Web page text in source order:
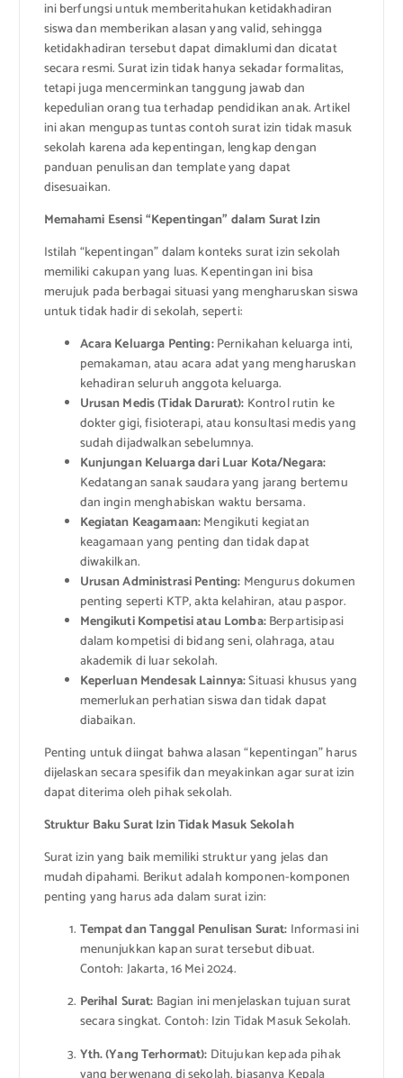
ini berfungsi untuk memberitahukan ketidakhadiran
siswa dan memberikan alasan yang valid, sehingga
ketidakhadiran tersebut dapat dimaklumi dan dicatat
secara resmi. Surat izin tidak hanya sekadar formalitas,
tetapi juga mencerminkan tanggung jawab dan
kepedulian orang tua terhadap pendidikan anak. Artikel
ini akan mengupas tuntas contoh surat izin tidak masuk
sekolah karena ada kepentingan, lengkap dengan
panduan penulisan dan template yang dapat
disesuaikan.
Memahami Esensi “Kepentingan” dalam Surat Izin
Istilah “kepentingan” dalam konteks surat izin sekolah
memiliki cakupan yang luas. Kepentingan ini bisa
merujuk pada berbagai situasi yang mengharuskan siswa
untuk tidak hadir di sekolah, seperti:
Acara Keluarga Penting:Pernikahan keluarga inti,
pemakaman, atau acara adat yang mengharuskan
kehadiran seluruh anggota keluarga.
Urusan Medis (Tidak Darurat): Kontrol rutin ke
dokter gigi, fisioterapi, atau konsultasi medis yang
sudah dijadwalkan sebelumnya.
Kunjungan Keluarga dari Luar Kota/Negara:
Kedatangan sanak saudara yang jarang bertemu
dan ingin menghabiskan waktu bersama.
Kegiatan Keagamaan:Mengikuti kegiatan
keagamaan yang penting dan tidak dapat
diwakilkan.
Urusan Administrasi Penting: Mengurus dokumen
penting seperti KTP, akta kelahiran, atau paspor.
Mengikuti Kompetisi atau Lomba:Berpartisipasi
dalam kompetisi di bidang seni, olahraga, atau
akademik di luar sekolah.
Keperluan Mendesak Lainnya:Situasi khusus yang
memerlukan perhatian siswa dan tidak dapat
diabaikan.
Penting untuk diingat bahwa alasan “kepentingan” harus
dijelaskan secara spesifik dan meyakinkan agar surat izin
dapat diterima oleh pihak sekolah.
Struktur Baku Surat Izin Tidak Masuk Sekolah
Surat izin yang baik memiliki struktur yang jelas dan
mudah dipahami. Berikut adalah komponen-komponen
penting yang harus ada dalam surat izin:
Tempat dan Tanggal Penulisan Surat: Informasi ini
menunjukkan kapan surat tersebut dibuat.
Contoh: Jakarta, 16 Mei 2024.
Perihal Surat: Bagian ini menjelaskan tujuan surat
secara singkat. Contoh: Izin Tidak Masuk Sekolah.
Yth. (Yang Terhormat): Ditujukan kepada pihak